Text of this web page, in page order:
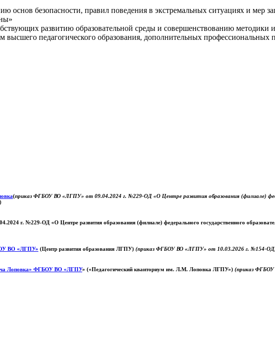
основ безопасности, правил поведения в экстремальных ситуациях и мер
развитию образовательной среды и совершенствованию
высшего педагогического образования, дополнительных
(приказ ФГБОУ ВО «ЛГПУ» от 09.04.2024 г. №229-ОД «О Центре развития образования (филиале)
)
г. №229-ОД «О Центре развития образования (филиале) федерального государственного
ВО «ЛГПУ» (Центр развития образования ЛГПУ) (приказ ФГБОУ ВО «ЛГПУ» от 10.03.2026 г. №154-
Лоповка» ФГБОУ ВО «ЛГПУ» («Педагогический кванториум им. Л.М. Лоповка ЛГПУ») (приказ